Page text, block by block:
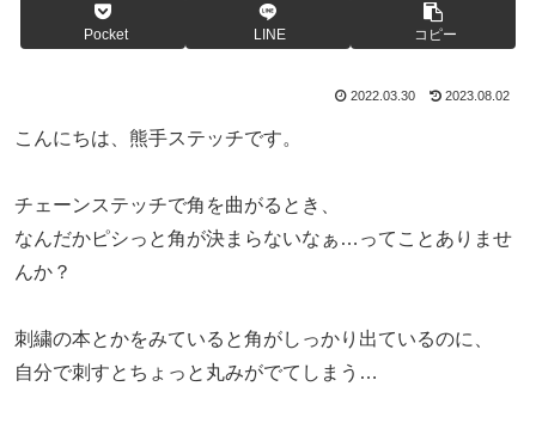
Pocket LINE コピー
2022.03.30 2023.08.02
こんにちは、熊手ステッチです。
チェーンステッチで角を曲がるとき、
なんだかピシっと角が決まらないなぁ…ってことありませ
んか？
刺繍の本とかをみていると角がしっかり出ているのに、
自分で刺すとちょっと丸みがでてしまう…